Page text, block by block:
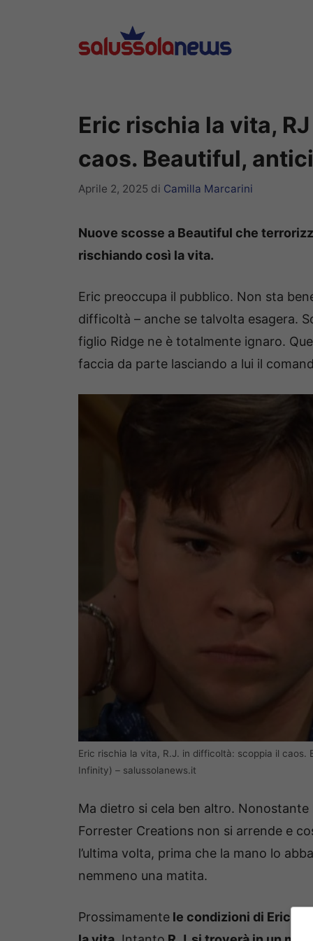
Eric rischia la vita,
caos. Beautiful,
Aprile 2, 2025 di Camilla Marcarini
Nuove scosse a Beautiful che
rischiando così la vita.
Eric preoccupa il pubblico. Non sta
difficoltà – anche se talvolta esagera.
figlio Ridge ne è totalmente ignaro.
faccia da parte lasciando a lui il
Eric rischia la vita, R.J. in difficoltà: scoppia il
Infinity) – salussolanews.it
Ma dietro si cela ben altro. Nonostante
Forrester Creations non si arrende e
l’ultima volta, prima che la mano lo
nemmeno una matita.
Prossimamente le condizioni di Eric